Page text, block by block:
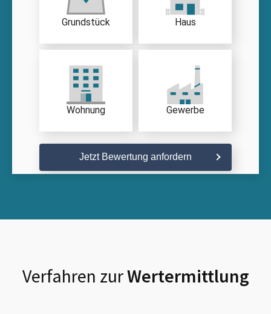
Grundstück Haus
Wohnung Gewerbe
Jetzt Bewertung anfordern
Verfahren zurWertermittlung